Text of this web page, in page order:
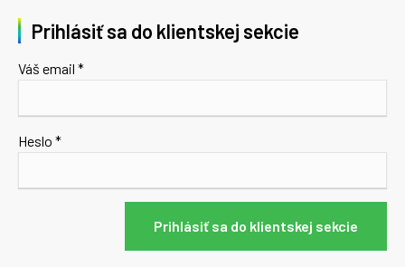
Prihlásiť sa do klientskej sekcie
Váš email *
Heslo *